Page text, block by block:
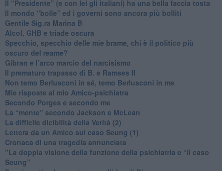
​Il “Presidente” (e con lei gli italiani) ha una bella faccia tosta
​Il mondo “bolle” ed i governi sono ancora più bolliti
​Gentile Sig.ra Marina B
​Alcol, GHB e triade oscura
​Specchio, specchio delle mie brame, chi è il politico più
oscuro del reame?
​Gibran e l’arco marcio del narcisismo
​Il prematuro trapasso di B. e Ramses II
​Non temo Berlusconi in sé, temo Berlusconi in me
​Mie risposte al mio Amico-psichiatra
​Secondo Porges e secondo me
​La “mente” secondo Jackson e McLean
La difficile dicibilità della Verità (2)
​Lettera da un Amico sul caso Seung (1)
​Cronaca di una tragedia annunciata
"​La doppia visione della funzione della psichiatria e “il caso
Seung”